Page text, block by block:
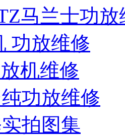
马兰士功放
功放维修
机维修
功放维修
拍图集